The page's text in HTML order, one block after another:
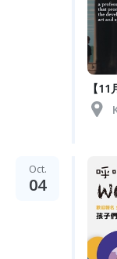
【
Oct.
04